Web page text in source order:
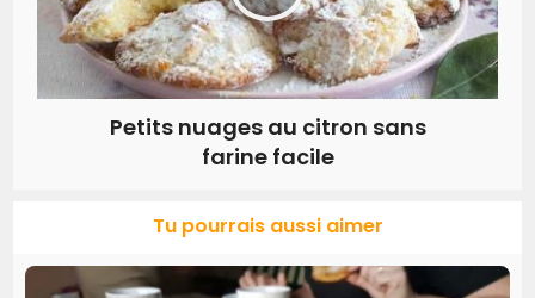
Petits nuages au citron sans
farine facile
Tu pourrais aussi aimer